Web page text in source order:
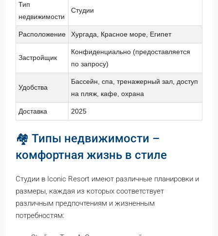
Тип
недвижимости
Студии
Расположение Хургада, Красное море, Египет
Застройщик
Конфиденциально (предоставляется
по запросу)
Удобства
Бассейн, спа, тренажерный зал, доступ
на пляж, кафе, охрана
Доставка 2025
🏘️ Типы недвижимости –
комфортная жизнь в стиле
Студии в Iconic Resort имеют различные планировки и
размеры, каждая из которых соответствует
различным предпочтениям и жизненным
потребностям: